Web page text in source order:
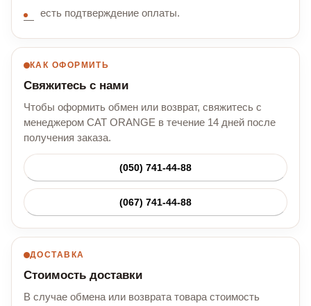
есть подтверждение оплаты.
КАК ОФОРМИТЬ
Свяжитесь с нами
Чтобы оформить обмен или возврат, свяжитесь с
менеджером CAT ORANGE в течение 14 дней после
получения заказа.
(050) 741-44-88
(067) 741-44-88
ДОСТАВКА
Стоимость доставки
В случае обмена или возврата товара стоимость